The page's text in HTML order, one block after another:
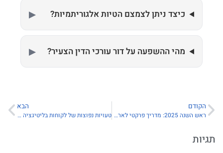
כיצד ניתן לצמצם הטיות אלגוריתמיות?
מהי ההשפעה על דור עורכי הדין הצעיר?
הקודם
ראש השנה 2025: מדריך פרקטי לארגונים ולעובדים – שעות ערב חג, דמי חגים, מנוחת פיצוי ושי
הבא
טעויות נפוצות של לקוחות בליטיגציה – ואיך להימנע מהן
תגיות